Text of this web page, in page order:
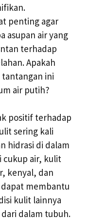
penting agar
asupan air yang
terhadap
Apakah
ini
air putih?
positif terhadap
sering kali
hidrasi di dalam
cukup air, kulit
kenyal, dan
dapat membantu
kulit lainnya
dalam tubuh.